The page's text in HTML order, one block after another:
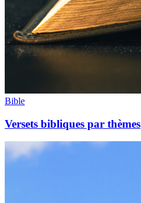
Bible
Versets bibliques par thèmes